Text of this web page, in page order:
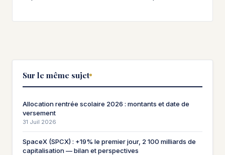
Sur le même sujet
Allocation rentrée scolaire 2026 : montants et date de
versement
31 Juil 2026
SpaceX (SPCX) : +19% le premier jour, 2 100 milliards de
capitalisation — bilan et perspectives